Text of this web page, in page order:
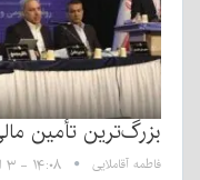
بزرگ‌ترین تأمین
فاطمه آقاملایی ۱۴:۰۸ - ۳ اردیبهشت ۱۴۰۴